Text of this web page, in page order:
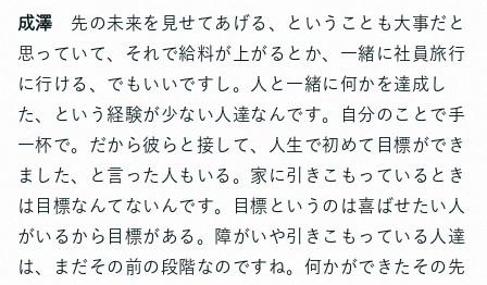
成澤 先の未来を見せてあげる、ということも大事だと
思っていて、それで給料が上がるとか、一緒に社員旅行
に行ける、でもいいですし。人と一緒に何かを達成し
た、という経験が少ない人達なんです。自分のことで手
一杯で。だから彼らと接して、人生で初めて目標ができ
ました、と言った人もいる。家に引きこもっているとき
は目標なんてないんです。目標というのは喜ばせたい人
がいるから目標がある。障がいや引きこもっている人達
は、まだその前の段階なのですね。何かができたその先